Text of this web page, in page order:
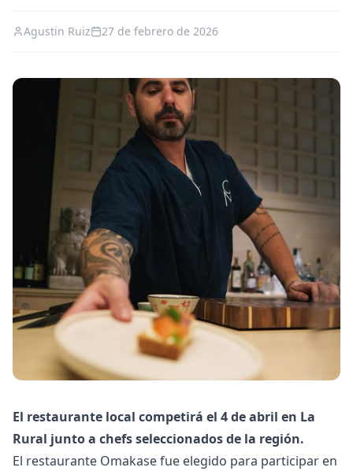
Agustin Ruiz 27 de febrero de 2026
El restaurante local competirá el 4 de abril en La
Rural junto a chefs seleccionados de la región.
El restaurante Omakase fue elegido para participar en